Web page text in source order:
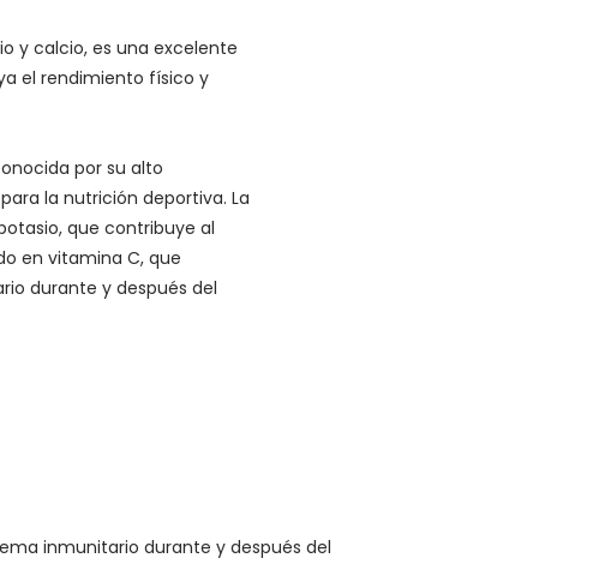
y calcio, es una excelente
el rendimiento físico y
por su alto
la nutrición deportiva. La
que contribuye al
en vitamina C, que
durante y después del
inmunitario durante y después del